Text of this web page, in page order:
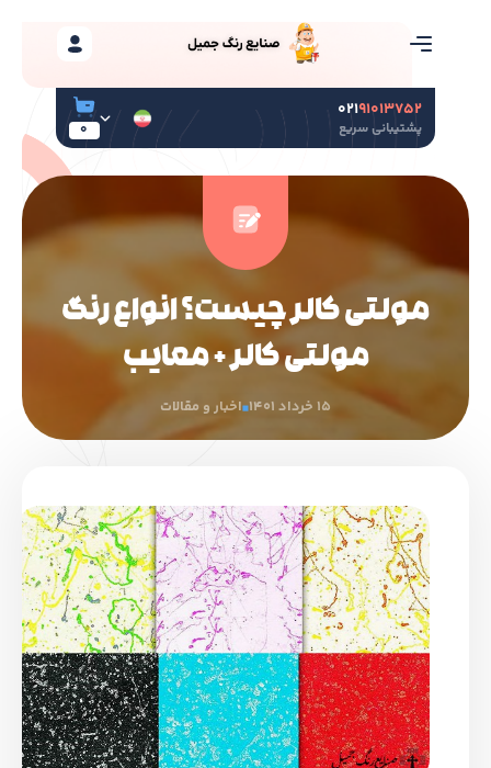
۹۱۰۱۳۷۵۲۰۲۱
پشتیبانی سریع 0
مولتی کالر چیست؟ انواع رنگ
مولتی کالر + معایب
15 خرداد 1401 اخبار و مقالات